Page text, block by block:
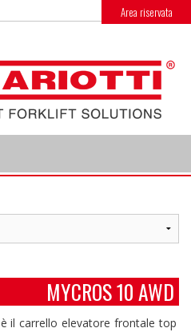
Area riservata
MYCROS 10 AWD
è il carrello elevatore frontale top